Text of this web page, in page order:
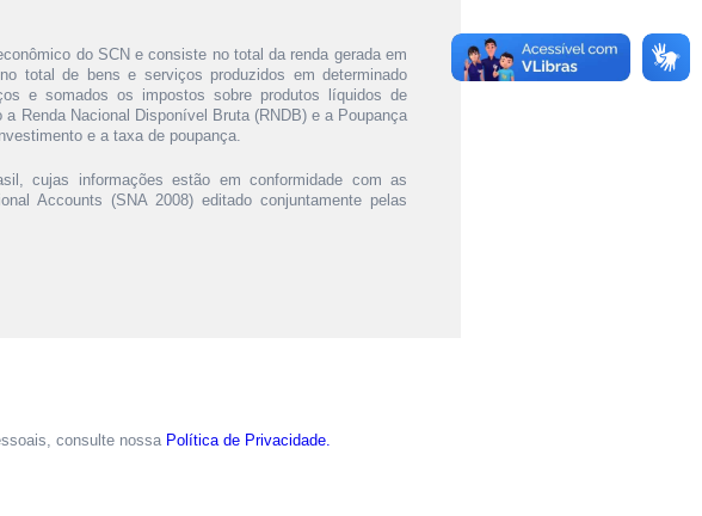
do SCN e consiste no total da renda gerada em
total de bens e serviços produzidos em determinado
e somados os impostos sobre produtos líquidos de
Renda Nacional Disponível Bruta (RNDB) e a Poupança
e a taxa de poupança.
cujas informações estão em conformidade com as
Accounts (SNA 2008) editado conjuntamente pelas
consulte nossa Política de Privacidade.